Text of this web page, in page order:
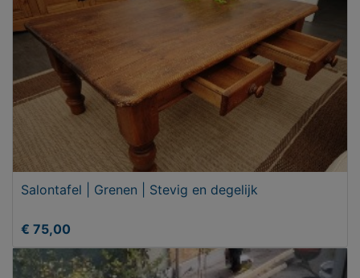
Salontafel | Grenen | Stevig en degelijk
€ 75,00